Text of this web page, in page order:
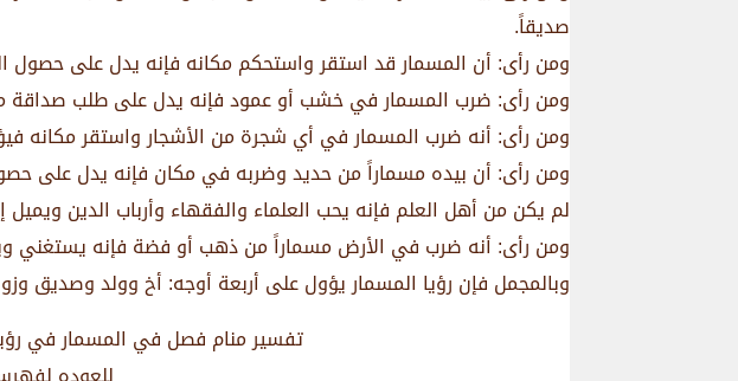
صديقاً.
ومن رأى: أن المسمار قد استقر واستحكم مكانه فإنه يدل على حصول
ومن رأى: ضرب المسمار في خشب أو عمود فإنه يدل على طلب
ومن رأى: أنه ضرب المسمار في أي شجرة من الأشجار واستقر مكانه
ومن رأى: أن بيده مسماراً من حديد وضربه في مكان فإنه يدل على
لم يكن من أهل العلم فإنه يحب العلماء والفقهاء وأرباب الدين
ومن رأى: أنه ضرب في الأرض مسماراً من ذهب أو فضة فإنه يستغني
وبالمجمل فإن رؤيا المسمار يؤول على أربعة أوجه: أخ وولد وصديق
تفسير منام فصل في المسمار في